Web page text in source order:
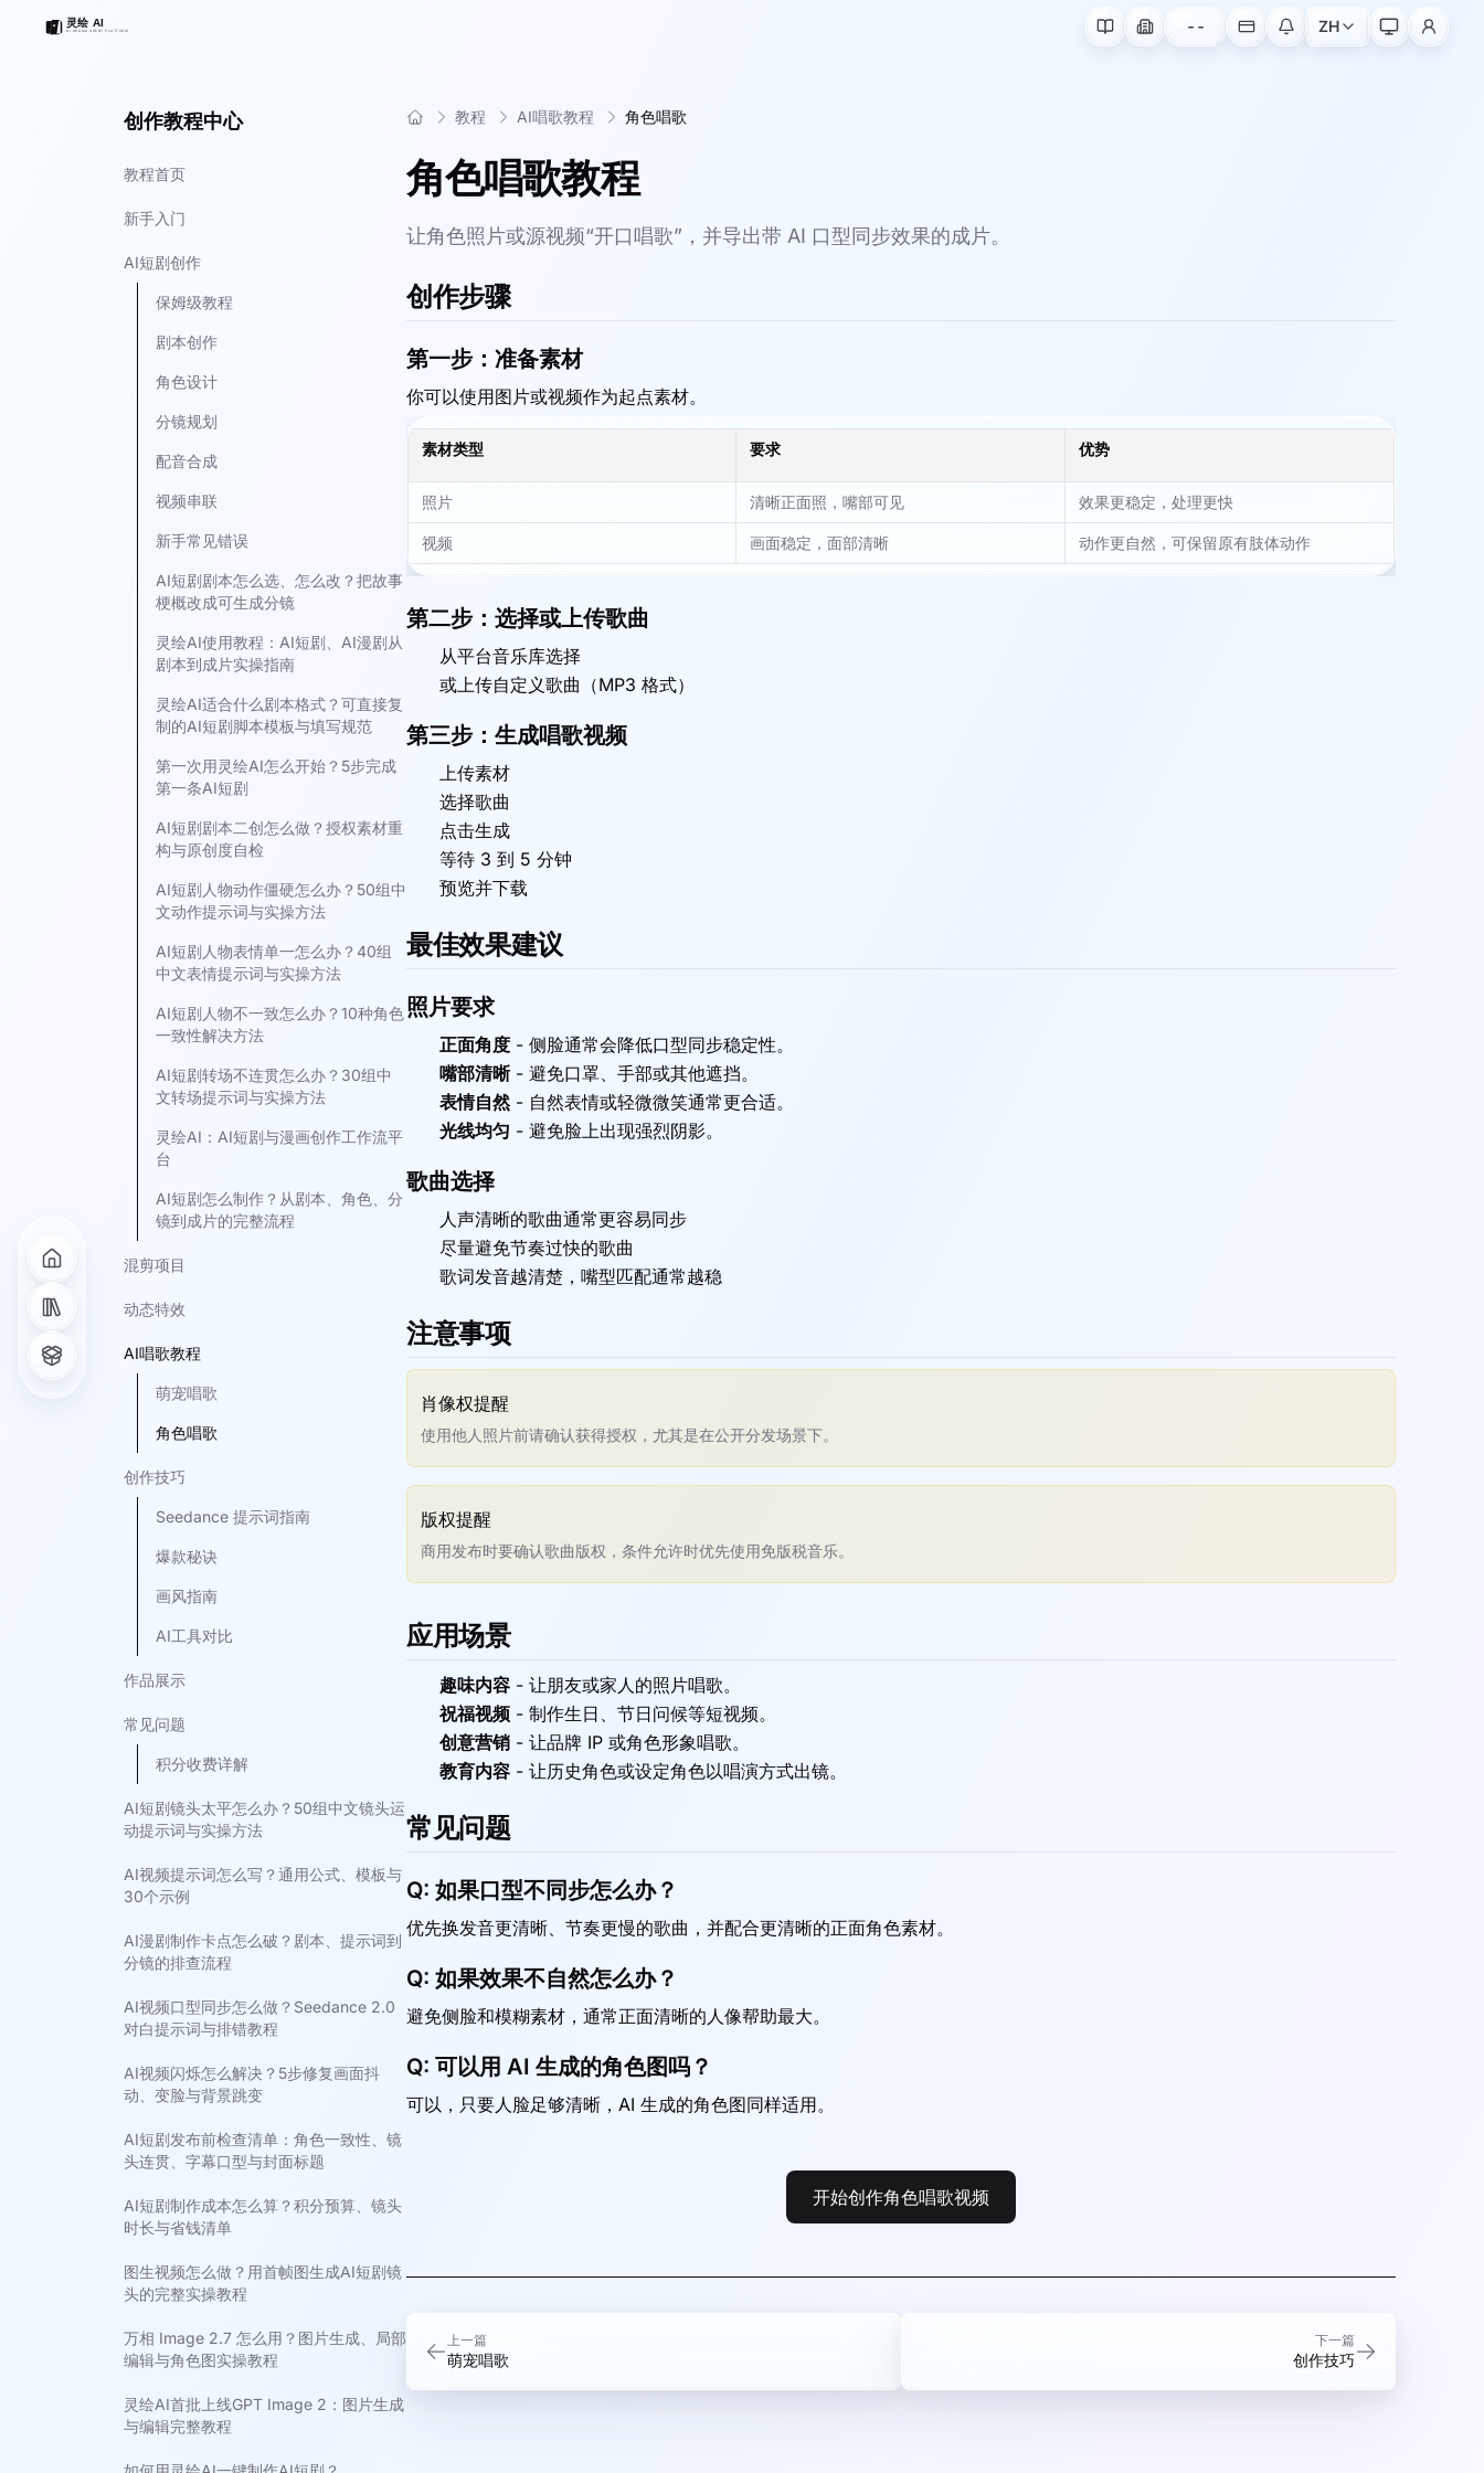
-- ZH
创作教程中心
教程首页
新手入门
AI短剧创作
保姆级教程
剧本创作
角色设计
分镜规划
配音合成
视频串联
新手常见错误
AI短剧剧本怎么选、怎么改？把故事
梗概改成可生成分镜
灵绘AI使用教程：AI短剧、AI漫剧从
剧本到成片实操指南
灵绘AI适合什么剧本格式？可直接复
制的AI短剧脚本模板与填写规范
第一次用灵绘AI怎么开始？5步完成
第一条AI短剧
AI短剧剧本二创怎么做？授权素材重
构与原创度自检
AI短剧人物动作僵硬怎么办？50组中
文动作提示词与实操方法
AI短剧人物表情单一怎么办？40组
中文表情提示词与实操方法
AI短剧人物不一致怎么办？10种角色
一致性解决方法
AI短剧转场不连贯怎么办？30组中
文转场提示词与实操方法
灵绘AI：AI短剧与漫画创作工作流平
台
AI短剧怎么制作？从剧本、角色、分
镜到成片的完整流程
混剪项目
动态特效
AI唱歌教程
萌宠唱歌
角色唱歌
创作技巧
Seedance 提示词指南
爆款秘诀
画风指南
AI工具对比
作品展示
常见问题
积分收费详解
AI短剧镜头太平怎么办？50组中文镜头运
动提示词与实操方法
AI视频提示词怎么写？通用公式、模板与
30个示例
AI漫剧制作卡点怎么破？剧本、提示词到
分镜的排查流程
AI视频口型同步怎么做？Seedance 2.0
对白提示词与排错教程
AI视频闪烁怎么解决？5步修复画面抖
动、变脸与背景跳变
AI短剧发布前检查清单：角色一致性、镜
头连贯、字幕口型与封面标题
AI短剧制作成本怎么算？积分预算、镜头
时长与省钱清单
图生视频怎么做？用首帧图生成AI短剧镜
头的完整实操教程
万相 Image 2.7 怎么用？图片生成、局部
编辑与角色图实操教程
灵绘AI首批上线GPT Image 2：图片生成
与编辑完整教程
教程 AI唱歌教程 角色唱歌
角色唱歌教程
让角色照片或源视频“开口唱歌”，并导出带 AI 口型同步效果的成片。
创作步骤
第一步：准备素材
你可以使用图片或视频作为起点素材。
素材类型 要求 优势
照片 清晰正面照，嘴部可见 效果更稳定，处理更快
视频 画面稳定，面部清晰 动作更自然，可保留原有肢体动作
第二步：选择或上传歌曲
从平台音乐库选择
或上传自定义歌曲（MP3 格式）
第三步：生成唱歌视频
上传素材
选择歌曲
点击生成
等待 3 到 5 分钟
预览并下载
最佳效果建议
照片要求
正面角度 - 侧脸通常会降低口型同步稳定性。
嘴部清晰- 避免口罩、手部或其他遮挡。
表情自然- 自然表情或轻微微笑通常更合适。
光线均匀 - 避免脸上出现强烈阴影。
歌曲选择
人声清晰的歌曲通常更容易同步
尽量避免节奏过快的歌曲
歌词发音越清楚，嘴型匹配通常越稳
注意事项
肖像权提醒
使用他人照片前请确认获得授权，尤其是在公开分发场景下。
版权提醒
商用发布时要确认歌曲版权，条件允许时优先使用免版税音乐。
应用场景
趣味内容 - 让朋友或家人的照片唱歌。
祝福视频 - 制作生日、节日问候等短视频。
创意营销 - 让品牌 IP 或角色形象唱歌。
教育内容 - 让历史角色或设定角色以唱演方式出镜。
常见问题
Q: 如果口型不同步怎么办？
优先换发音更清晰、节奏更慢的歌曲，并配合更清晰的正面角色素材。
Q: 如果效果不自然怎么办？
避免侧脸和模糊素材，通常正面清晰的人像帮助最大。
Q: 可以用 AI 生成的角色图吗？
可以，只要人脸足够清晰，AI 生成的角色图同样适用。
开始创作角色唱歌视频
上一篇
萌宠唱歌
下一篇
创作技巧